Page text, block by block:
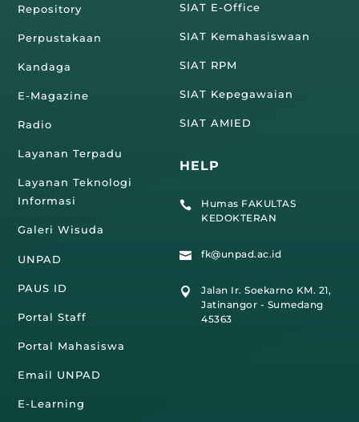
Repository
Perpustakaan
Kandaga
E-Magazine
Radio
Layanan Terpadu
Layanan Teknologi
Informasi
Galeri Wisuda
UNPAD
PAUS ID
Portal Staff
Portal Mahasiswa
Email UNPAD
E-Learning
SIAT E-Office
SIAT Kemahasiswaan
SIAT RPM
SIAT Kepegawaian
SIAT AMIED
HELP

Humas FAKULTAS
KEDOKTERAN
 fk@unpad.ac.id

Jalan Ir. Soekarno KM. 21,
Jatinangor - Sumedang
45363